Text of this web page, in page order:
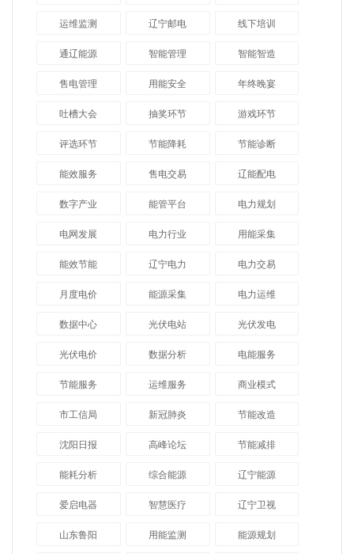
运维监测 辽宁邮电 线下培训
通辽能源 智能管理 智能智造
售电管理 用能安全 年终晚宴
吐槽大会 抽奖环节 游戏环节
评选环节 节能降耗 节能诊断
能效服务 售电交易 辽能配电
数字产业 能管平台 电力规划
电网发展 电力行业 用能采集
能效节能 辽宁电力 电力交易
月度电价 能源采集 电力运维
数据中心 光伏电站 光伏发电
光伏电价 数据分析 电能服务
节能服务 运维服务 商业模式
市工信局 新冠肺炎 节能改造
沈阳日报 高峰论坛 节能减排
能耗分析 综合能源 辽宁能源
爱启电器 智慧医疗 辽宁卫视
山东鲁阳 用能监测 能源规划